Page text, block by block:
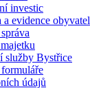
investic
a evidence obyvatel
služby Bystřice
údajů